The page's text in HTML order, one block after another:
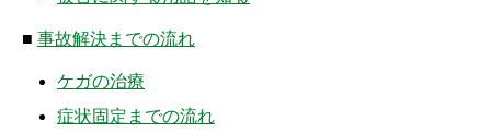
■ 事故解決までの流れ
ケガの治療
症状固定までの流れ
骨折の体験談
後遺障害の体験談